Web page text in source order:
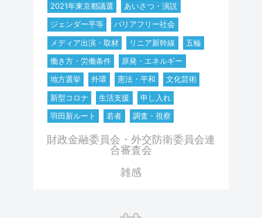
2021年東京都議選
あいさつ・演説
ジェンダー平等
バリアフリー社会
メディア出演・取材
リニア新幹線
五輪
働き方・労働条件
原発・エネルギー
地方選挙
外環 憲法・平和
文化芸術
新型コロナ
生活支援
申し入れ
羽田新ルート
若者 調査・視察
財政金融委員会・外交防衛委員会連
合審査会
雑感